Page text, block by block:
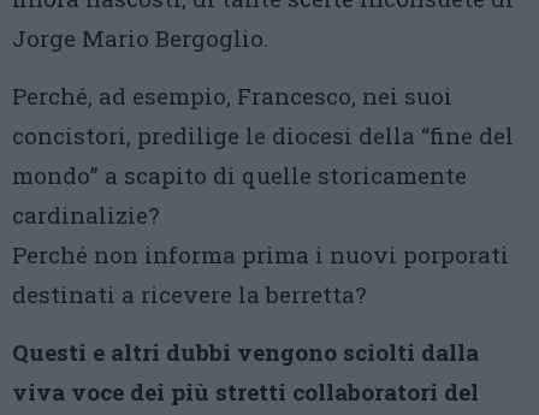
Jorge Mario Bergoglio.
Perché, ad esempio, Francesco, nei suoi
concistori, predilige le diocesi della “fine del
mondo” a scapito di quelle storicamente
cardinalizie?
Perché non informa prima i nuovi porporati
destinati a ricevere la berretta?
Questi e altri dubbi vengono sciolti dalla
viva voce dei più stretti collaboratori del